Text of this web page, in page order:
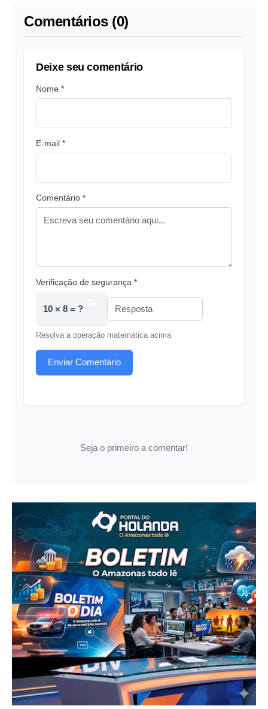
Comentários (0)
Deixe seu comentário
Nome *
E-mail *
Comentário *
Verificação de segurança *
10 × 8 = ?
Resolva a operação matemática acima
Enviar Comentário
Seja o primeiro a comentar!